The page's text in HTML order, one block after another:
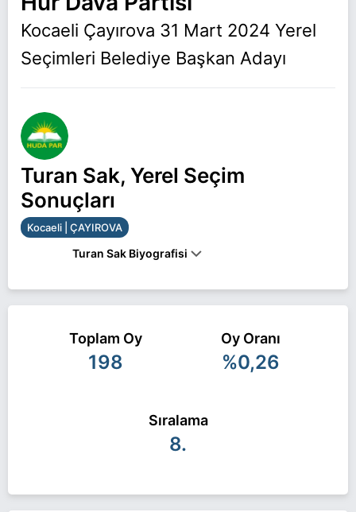
Kocaeli Çayırova 31 Mart 2024 Yerel
Seçimleri Belediye Başkan Adayı
Turan Sak, Yerel Seçim
Sonuçları
Kocaeli | ÇAYIROVA
Turan Sak Biyografisi
adayı olarak HÜDA PAR ile 31 Mart 2024 yerel
seçimlerinde yarışıyor. Turan Sak ile ilgili daha
fazla bilgi için
Turan Sak Haberleri sayfamızı
Toplam Oy
198
Oy Oranı
%0,26
Sıralama
8.